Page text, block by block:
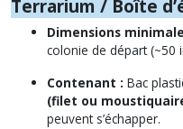
Terrarium / Boîte
Dimensions
colonie de départ (~50
Contenant : Bac
(filet ou
peuvent s’échapper.